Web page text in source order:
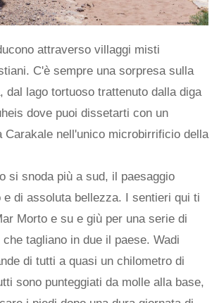
attraverso villaggi misti
C'è sempre una sorpresa sulla
dal lago tortuoso trattenuto dalla diga
dove puoi dissetarti con un
Carakale nell'unico microbirrificio della
si snoda più a sud, il paesaggio
e di assoluta bellezza. I sentieri qui ti
Morto e su e giù per una serie di
tagliano in due il paese. Wadi
di tutti a quasi un chilometro di
sono punteggiati da molle alla base,